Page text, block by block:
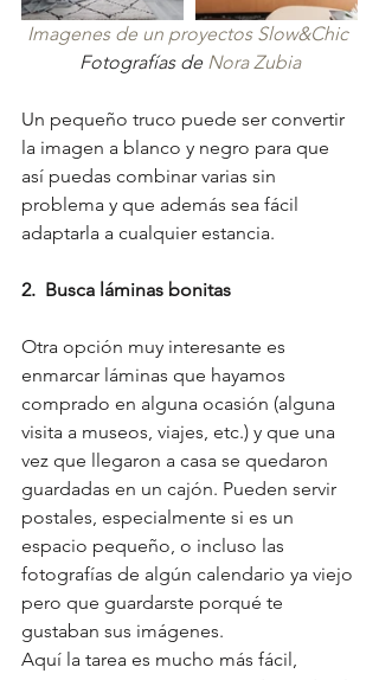
Imagenes de un proyectos Slow&Chic
Fotografías de Nora Zubia
Un pequeño truco puede ser convertir
la imagen a blanco y negro para que
así puedas combinar varias sin
problema y que además sea fácil
adaptarla a cualquier estancia.
2.  Busca láminas bonitas
Otra opción muy interesante es
enmarcar láminas que hayamos
comprado en alguna ocasión (alguna
visita a museos, viajes, etc.) y que una
vez que llegaron a casa se quedaron
guardadas en un cajón. Pueden servir
postales, especialmente si es un
espacio pequeño, o incluso las
fotografías de algún calendario ya viejo
pero que guardarste porqué te
gustaban sus imágenes.
Aquí la tarea es mucho más fácil,